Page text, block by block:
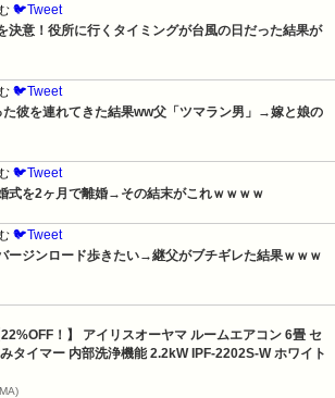
🐦Tweet
決意！役所に行くタイミングが台風の日だった結果が
🐦Tweet
た彼を連れてきた結果ww父「ツマラン男」→嫁と娘の
🐦Tweet
式を2ヶ月で離婚→その結末がこれｗｗｗｗ
🐦Tweet
ージンロード歩きたい→継父がブチギレた結果ｗｗｗ
！】 アイリスオーヤマ ルームエアコン 6畳 セ
タイマー 内部洗浄機能 2.2kW IPF-2202S-W ホワイト